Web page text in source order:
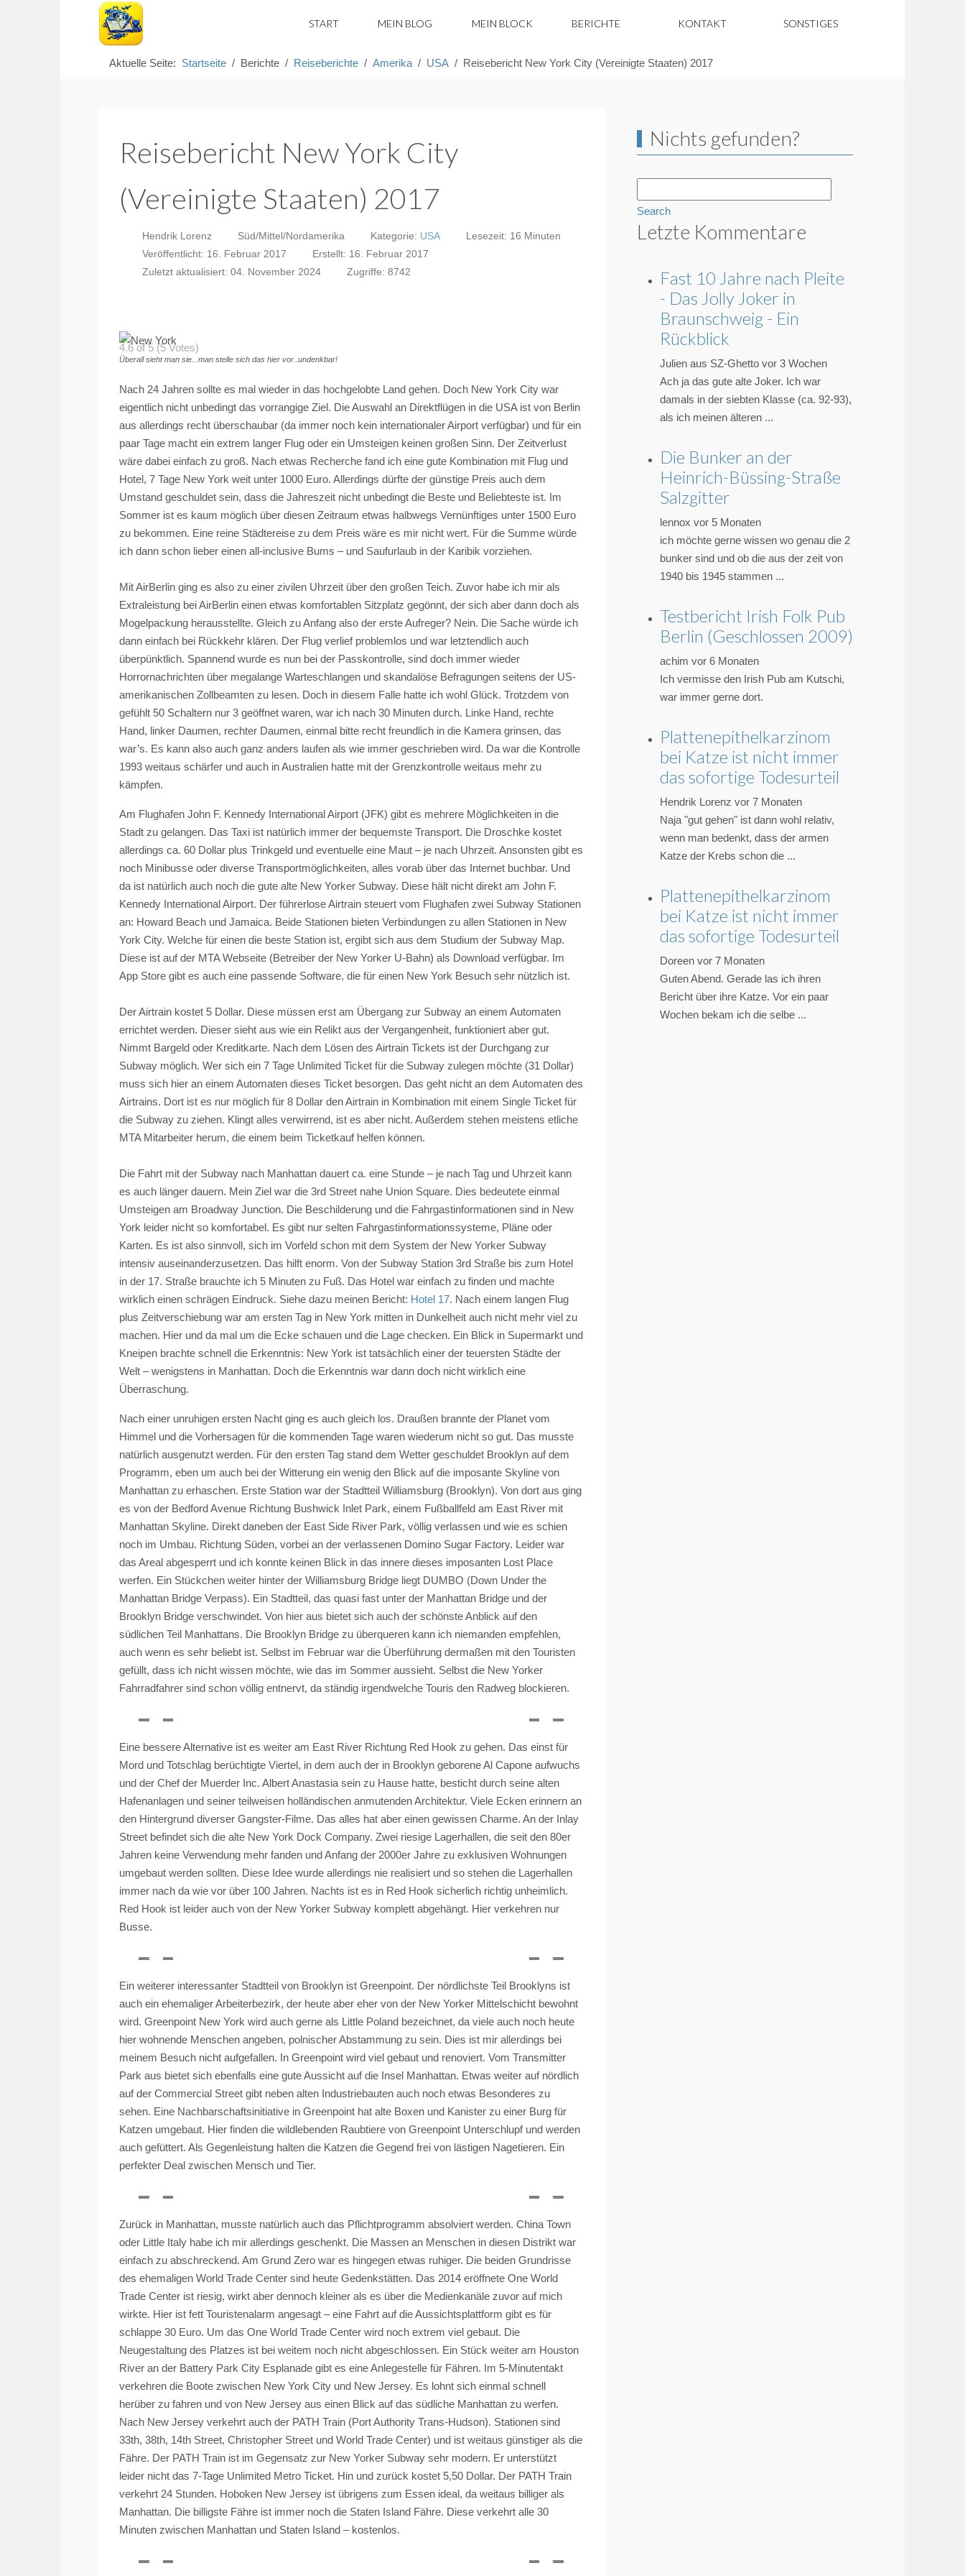
START MEIN BLOG MEIN BLOCK BERICHTE KONTAKT SONSTIGES
Aktuelle Seite: Startseite Berichte Reiseberichte Amerika USA Reisebericht New York City (Vereinigte Staaten) 2017
Reisebericht New York City
(Vereinigte Staaten) 2017
Hendrik Lorenz Süd/Mittel/Nordamerika Kategorie: USA
Lesezeit: 16 Minuten
Veröffentlicht: 16. Februar 2017
Erstellt: 16. Februar 2017
Zuletzt aktualisiert: 04. November 2024
Zugriffe: 8742
4.6 of 5 (5 Votes)
Überall sieht man sie...man stelle sich das hier vor..undenkbar!
Nach 24 Jahren sollte es mal wieder in das hochgelobte Land gehen. Doch New York City war
eigentlich nicht unbedingt das vorrangige Ziel. Die Auswahl an Direktflügen in die USA ist von Berlin
aus allerdings recht überschaubar (da immer noch kein internationaler Airport verfügbar) und für ein
paar Tage macht ein extrem langer Flug oder ein Umsteigen keinen großen Sinn. Der Zeitverlust
wäre dabei einfach zu groß. Nach etwas Recherche fand ich eine gute Kombination mit Flug und
Hotel, 7 Tage New York weit unter 1000 Euro. Allerdings dürfte der günstige Preis auch dem
Umstand geschuldet sein, dass die Jahreszeit nicht unbedingt die Beste und Beliebteste ist. Im
Sommer ist es kaum möglich über diesen Zeitraum etwas halbwegs Vernünftiges unter 1500 Euro
zu bekommen. Eine reine Städtereise zu dem Preis wäre es mir nicht wert. Für die Summe würde
ich dann schon lieber einen all-inclusive Bums – und Saufurlaub in der Karibik vorziehen.
Mit AirBerlin ging es also zu einer zivilen Uhrzeit über den großen Teich. Zuvor habe ich mir als
Extraleistung bei AirBerlin einen etwas komfortablen Sitzplatz gegönnt, der sich aber dann doch als
Mogelpackung herausstellte. Gleich zu Anfang also der erste Aufreger? Nein. Die Sache würde ich
dann einfach bei Rückkehr klären. Der Flug verlief problemlos und war letztendlich auch
überpünktlich. Spannend wurde es nun bei der Passkontrolle, sind doch immer wieder
Horrornachrichten über megalange Warteschlangen und skandalöse Befragungen seitens der US-
amerikanischen Zollbeamten zu lesen. Doch in diesem Falle hatte ich wohl Glück. Trotzdem von
gefühlt 50 Schaltern nur 3 geöffnet waren, war ich nach 30 Minuten durch. Linke Hand, rechte
Hand, linker Daumen, rechter Daumen, einmal bitte recht freundlich in die Kamera grinsen, das
war’s. Es kann also auch ganz anders laufen als wie immer geschrieben wird. Da war die Kontrolle
1993 weitaus schärfer und auch in Australien hatte mit der Grenzkontrolle weitaus mehr zu
kämpfen.
Am Flughafen John F. Kennedy International Airport (JFK) gibt es mehrere Möglichkeiten in die
Stadt zu gelangen. Das Taxi ist natürlich immer der bequemste Transport. Die Droschke kostet
allerdings ca. 60 Dollar plus Trinkgeld und eventuelle eine Maut – je nach Uhrzeit. Ansonsten gibt es
noch Minibusse oder diverse Transportmöglichkeiten, alles vorab über das Internet buchbar. Und
da ist natürlich auch noch die gute alte New Yorker Subway. Diese hält nicht direkt am John F.
Kennedy International Airport. Der führerloseAirtrain steuert vom Flughafen zwei Subway Stationen
an: Howard Beach und Jamaica. Beide Stationen bieten Verbindungen zu allen Stationen in New
York City. Welche für einen die beste Station ist, ergibt sich aus dem Studium der Subway Map.
Diese ist auf der MTA Webseite (Betreiber der New Yorker U-Bahn) als Download verfügbar. Im
App Store gibt es auch eine passende Software, die für einen New York Besuch sehr nützlich ist.
DerAirtrain kostet 5 Dollar. Diese müssen erst am Übergang zur Subway an einem Automaten
errichtet werden. Dieser sieht aus wie ein Relikt aus der Vergangenheit, funktioniert aber gut.
Nimmt Bargeld oder Kreditkarte. Nach dem Lösen des Airtrain Tickets ist der Durchgang zur
Subway möglich. Wer sich ein 7 Tage Unlimited Ticket für die Subway zulegen möchte (31 Dollar)
muss sich hier an einem Automaten dieses Ticket besorgen. Das geht nicht an dem Automaten des
Airtrains. Dort ist es nur möglich für 8 Dollar denAirtrain in Kombination mit einem Single Ticket für
die Subway zu ziehen. Klingt alles verwirrend, ist es aber nicht. Außerdem stehen meistens etliche
MTA Mitarbeiter herum, die einem beim Ticketkauf helfen können.
Die Fahrt mit der Subway nach Manhattan dauert ca. eine Stunde – je nach Tag und Uhrzeit kann
es auch länger dauern. Mein Ziel war die 3rd Street nahe Union Square. Dies bedeutete einmal
Umsteigen am Broadway Junction. Die Beschilderung und die Fahrgastinformationen sind in New
York leider nicht so komfortabel. Es gibt nur selten Fahrgastinformationssysteme, Pläne oder
Karten. Es ist also sinnvoll, sich im Vorfeld schon mit dem System der New Yorker Subway
intensiv auseinanderzusetzen. Das hilft enorm. Von der Subway Station 3rd Straße bis zum Hotel
in der 17. Straße brauchte ich 5 Minuten zu Fuß. Das Hotel war einfach zu finden und machte
wirklich einen schrägen Eindruck. Siehe dazu meinen Bericht: Hotel 17. Nach einem langen Flug
plus Zeitverschiebung war am ersten Tag in New York mitten in Dunkelheit auch nicht mehr viel zu
machen. Hier und da mal um die Ecke schauen und die Lage checken. Ein Blick in Supermarkt und
Kneipen brachte schnell die Erkenntnis: New York ist tatsächlich einer der teuersten Städte der
Welt – wenigstens in Manhattan. Doch die Erkenntnis war dann doch nicht wirklich eine
Überraschung.
Nach einer unruhigen ersten Nacht ging es auch gleich los. Draußen brannte der Planet vom
Himmel und die Vorhersagen für die kommenden Tage waren wiederum nicht so gut. Das musste
natürlich ausgenutzt werden. Für den ersten Tag stand dem Wetter geschuldet Brooklyn auf dem
Programm, eben um auch bei der Witterung ein wenig den Blick auf die imposante Skyline von
Manhattan zu erhaschen. Erste Station war der Stadtteil Williamsburg (Brooklyn). Von dort aus ging
es von der BedfordAvenue Richtung Bushwick Inlet Park, einem Fußballfeld am East River mit
Manhattan Skyline. Direkt daneben der East Side River Park, völlig verlassen und wie es schien
noch im Umbau. Richtung Süden, vorbei an der verlassenen Domino Sugar Factory. Leider war
das Areal abgesperrt und ich konnte keinen Blick in das innere dieses imposanten Lost Place
werfen. Ein Stückchen weiter hinter der Williamsburg Bridge liegt DUMBO (Down Under the
Manhattan Bridge Verpass). Ein Stadtteil, das quasi fast unter der Manhattan Bridge und der
Brooklyn Bridge verschwindet. Von hier aus bietet sich auch der schönste Anblick auf den
südlichen Teil Manhattans. Die Brooklyn Bridge zu überqueren kann ich niemanden empfehlen,
auch wenn es sehr beliebt ist. Selbst im Februar war die Überführung dermaßen mit den Touristen
gefüllt, dass ich nicht wissen möchte, wie das im Sommer aussieht. Selbst die New Yorker
Fahrradfahrer sind schon völlig entnervt, da ständig irgendwelche Touris den Radweg blockieren.
Eine bessere Alternative ist es weiter am East River Richtung Red Hook zu gehen. Das einst für
Mord und Totschlag berüchtigte Viertel, in dem auch der in Brooklyn geborene Al Capone aufwuchs
und der Chef der Muerder Inc. Albert Anastasia sein zu Hause hatte, besticht durch seine alten
Hafenanlagen und seiner teilweisen holländischen anmutenden Architektur. Viele Ecken erinnern an
den Hintergrund diverser Gangster-Filme. Das alles hat aber einen gewissen Charme. An der Inlay
Street befindet sich die alte New York Dock Company. Zwei riesige Lagerhallen, die seit den 80er
Jahren keine Verwendung mehr fanden und Anfang der 2000er Jahre zu exklusiven Wohnungen
umgebaut werden sollten. Diese Idee wurde allerdings nie realisiert und so stehen die Lagerhallen
immer nach da wie vor über 100 Jahren. Nachts ist es in Red Hook sicherlich richtig unheimlich.
Red Hook ist leider auch von der New Yorker Subway komplett abgehängt. Hier verkehren nur
Busse.
Ein weiterer interessanter Stadtteil von Brooklyn ist Greenpoint. Der nördlichste Teil Brooklyns ist
auch ein ehemaliger Arbeiterbezirk, der heute aber eher von der New Yorker Mittelschicht bewohnt
wird. Greenpoint New York wird auch gerne als Little Poland bezeichnet, da viele auch noch heute
hier wohnende Menschen angeben, polnischer Abstammung zu sein. Dies ist mir allerdings bei
meinem Besuch nicht aufgefallen. In Greenpoint wird viel gebaut und renoviert. Vom Transmitter
Park aus bietet sich ebenfalls eine gute Aussicht auf die Insel Manhattan. Etwas weiter auf nördlich
auf der Commercial Street gibt neben alten Industriebauten auch noch etwas Besonderes zu
sehen. Eine Nachbarschaftsinitiative in Greenpoint hat alte Boxen und Kanister zu einer Burg für
Katzen umgebaut. Hier finden die wildlebenden Raubtiere von Greenpoint Unterschlupf und werden
auch gefüttert. Als Gegenleistung halten die Katzen die Gegend frei von lästigen Nagetieren. Ein
perfekter Deal zwischen Mensch und Tier.
Zurück in Manhattan, musste natürlich auch das Pflichtprogramm absolviert werden. China Town
oder Little Italy habe ich mir allerdings geschenkt. Die Massen an Menschen in diesen Distrikt war
einfach zu abschreckend. Am Grund Zero war es hingegen etwas ruhiger. Die beiden Grundrisse
des ehemaligen World Trade Center sind heute Gedenkstätten. Das 2014 eröffnete One World
Trade Center ist riesig, wirkt aber dennoch kleiner als es über die Medienkanäle zuvor auf mich
wirkte. Hier ist fett Touristenalarm angesagt – eine Fahrt auf die Aussichtsplattform gibt es für
schlappe 30 Euro. Um das One World Trade Center wird noch extrem viel gebaut. Die
Neugestaltung des Platzes ist bei weitem noch nicht abgeschlossen. Ein Stück weiter am Houston
River an der Battery Park City Esplanade gibt es eine Anlegestelle für Fähren. Im 5-Minutentakt
verkehren die Boote zwischen New York City und New Jersey. Es lohnt sich einmal schnell
herüber zu fahren und von New Jersey aus einen Blick auf das südliche Manhattan zu werfen.
Nach New Jersey verkehrt auch der PATH Train (Port Authority Trans-Hudson). Stationen sind
33th, 38th, 14th Street, Christopher Street und World Trade Center) und ist weitaus günstiger als die
Fähre. Der PATH Train ist im Gegensatz zur New Yorker Subway sehr modern. Er unterstützt
leider nicht das 7-Tage Unlimited Metro Ticket. Hin und zurück kostet 5,50 Dollar. Der PATH Train
verkehrt 24 Stunden. Hoboken New Jersey ist übrigens zum Essen ideal, da weitaus billiger als
Manhattan. Die billigste Fähre ist immer noch die Staten Island Fähre. Diese verkehrt alle 30
Minuten zwischen Manhattan und Staten Island – kostenlos.
Nichts gefunden?
Search
Letzte Kommentare
Fast 10 Jahre nach Pleite
- Das Jolly Joker in
Braunschweig - Ein
Rückblick
Julien aus SZ-Ghetto vor 3 Wochen
Ach ja das gute alte Joker. Ich war
damals in der siebten Klasse (ca. 92-93),
als ich meinen älteren ...
Die Bunker an der
Heinrich-Büssing-Straße
Salzgitter
lennox vor 5 Monaten
ich möchte gerne wissen wo genau die 2
bunker sind und ob die aus der zeit von
1940 bis 1945 stammen ...
Testbericht Irish Folk Pub
Berlin (Geschlossen 2009)
achim vor 6 Monaten
Ich vermisse den Irish Pub am Kutschi,
war immer gerne dort.
Plattenepithelkarzinom
bei Katze ist nicht immer
das sofortige Todesurteil
Hendrik Lorenz vor 7 Monaten
Naja "gut gehen" ist dann wohl relativ,
wenn man bedenkt, dass der armen
Katze der Krebs schon die ...
Plattenepithelkarzinom
bei Katze ist nicht immer
das sofortige Todesurteil
Doreen vor 7 Monaten
Guten Abend. Gerade las ich ihren
Bericht über ihre Katze. Vor ein paar
Wochen bekam ich die selbe ...